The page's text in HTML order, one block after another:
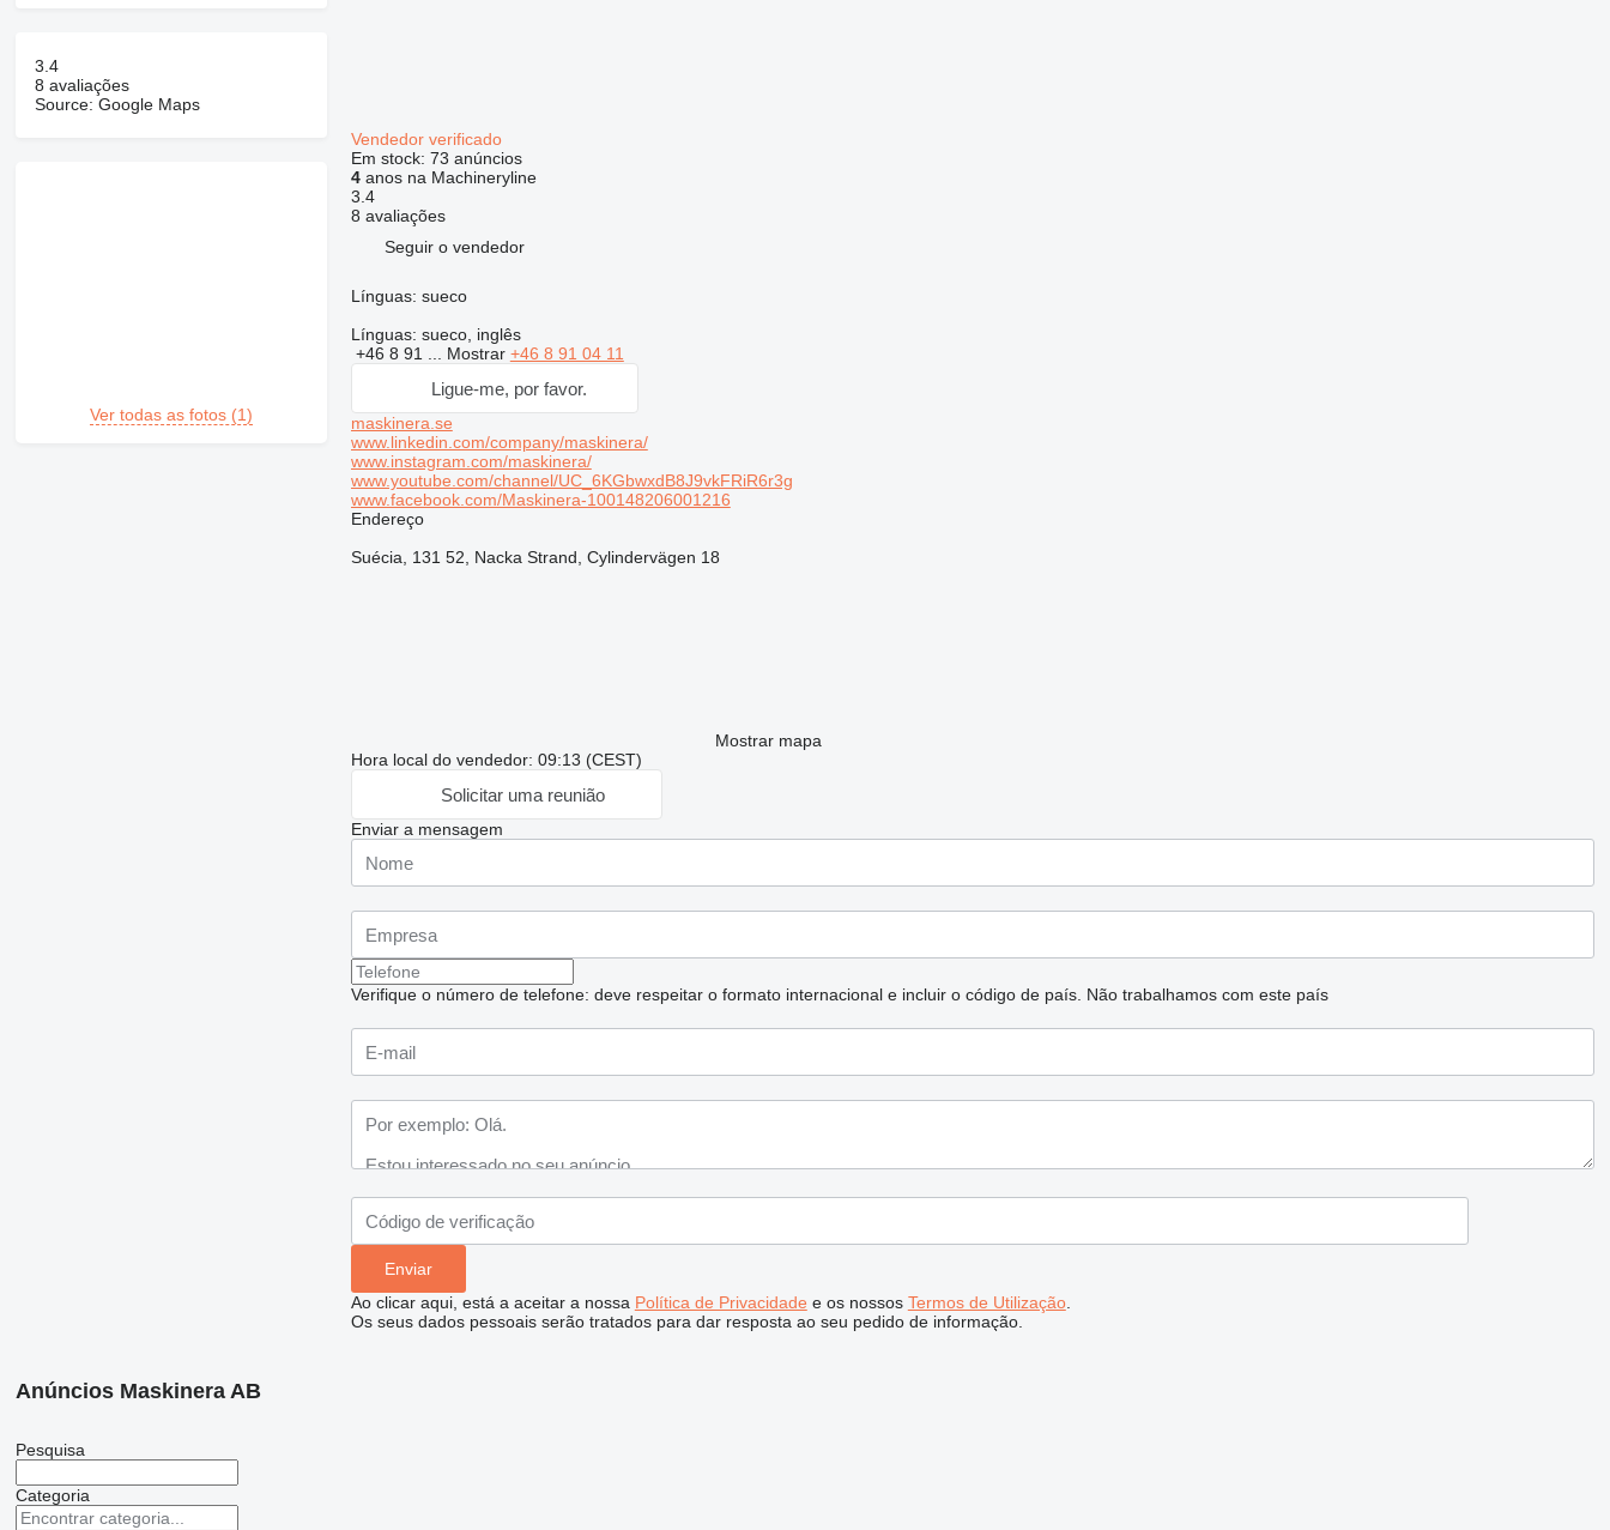
3.4
8 avaliações
Source: Google Maps
Ver todas as fotos (1)
Vendedor verificado
Em stock: 73 anúncios
4anos na Machineryline
3.4
8 avaliações
Seguir o vendedor
Línguas: sueco
Línguas: sueco, inglês
+46 8 91 ... Mostrar +46 8 91 04 11
Ligue-me, por favor.
maskinera.se
www.linkedin.com/company/maskinera/
www.instagram.com/maskinera/
www.youtube.com/channel/UC_6KGbwxdB8J9vkFRiR6r3g
www.facebook.com/Maskinera-100148206001216
Endereço
Suécia, 131 52, Nacka Strand, Cylindervägen 18
Mostrar mapa
Hora local do vendedor: 09:13 (CEST)
Solicitar uma reunião
Enviar a mensagem
Verifique o número de telefone: deve respeitar o formato internacional e incluir o código de país. Não trabalhamos com este país
Ao clicar aqui, está a aceitar a nossa Política de Privacidade e os nossos Termos de Utilização.
Os seus dados pessoais serão tratados para dar resposta ao seu pedido de informação.
Anúncios Maskinera AB
Pesquisa
Categoria